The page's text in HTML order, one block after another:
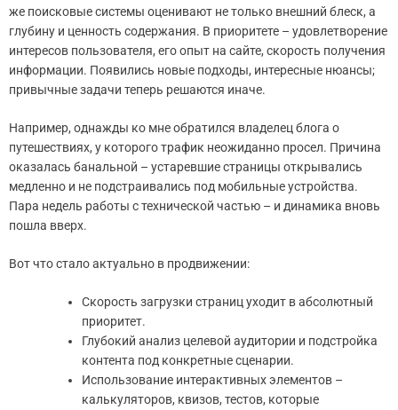
же поисковые системы оценивают не только внешний блеск, а
глубину и ценность содержания. В приоритете – удовлетворение
интересов пользователя, его опыт на сайте, скорость получения
информации. Появились новые подходы, интересные нюансы;
привычные задачи теперь решаются иначе.
Например, однажды ко мне обратился владелец блога о
путешествиях, у которого трафик неожиданно просел. Причина
оказалась банальной – устаревшие страницы открывались
медленно и не подстраивались под мобильные устройства.
Пара недель работы с технической частью – и динамика вновь
пошла вверх.
Вот что стало актуально в продвижении:
Скорость загрузки страниц уходит в абсолютный
приоритет.
Глубокий анализ целевой аудитории и подстройка
контента под конкретные сценарии.
Использование интерактивных элементов –
калькуляторов, квизов, тестов, которые